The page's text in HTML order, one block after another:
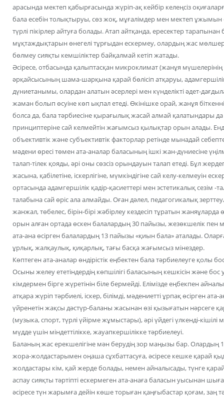
арасында мектеп қабырғасында жүріп-ақ кейбір келеңсіз
бала есебін толықтыруы, сөз жоқ, мұғалімдер мен мектеп
түрлі пікірлер айтуға болады. Атап айтқанда, ересектер
мұқтаждықтарын өнегелі тұрғыдан ескермеу, олардың жас
бөлмеу сияқты кемшіліктер байқалмай кетіп жатады.
Әсіресе, отбасында қалыптасқан микроклимат (жанұя мүшелерінің
әрқайсысының шама-шарқына қарай бөлісіп атқаруы,
дүниетанымы, олардан алатын әсерлері мен күнделікті әдет-
жаман болып өсуіне көп ықпал етеді. Өкінішке орай, жанұя
болса да, бала тәрбиесіне қырағылық жасай алмай қалатындары да
принциптеріне сай келмейтін жағымсыз қылықтар орын алады.
объективтік және субъективтік факторлар ретінде мынадай
мәдени өресі төмен ата-аналар баласының ішкі жан-дүниесіне
талап-тілек қояды, әрі оны сөзсіз орындауын талап етеді. Бұл
жасына, қабілетіне, іскерлігіне, мүмкіндігіне сай келу-келмеуін
ортасында адамгершілік қадір-қасиеттері мен эстетикалық сезім
талабына сай өріс ала алмайды. Оған дәлел, педагогикалық
жанжал, төбелес, бірін-бірі жәбірлеу кездесіп тұратын
орын алған ортада өскен балалардың 30 пайызы, жезөкшелік
ата-ана өсірген балалардың 13 пайызы «қиын бала» аталады. Оларға
ұрлық, жалқаулық, қиқарлық, тағы басқа жағымсыз мінездер.
Көптеген ата-аналар өндірістік еңбектен бала тәрбиелеуге қолы
Осыны желеу ететіндердің көпшілігі баласының кешкісін және
кімдермен бірге жүретінін біле бермейді. Елімізде еңбекпен
атқара жүріп тәрбиелі, іскер, білімді, мәдениетті ұрпақ өсірген
үйренетін жақсы дәстүр-баланы жасынан өзі қызығатын нәрсеге
(музыка, спорт, түрлі үйірме жұмыстары), әрі үйдегі үлкенді-
мүдде үшін міндеттілікке, жауапкершілікке тәрбиелеуі.
Баланың жас ерекшелігіне мән берудің зор маңызы бар. Олардың
жора-жолдастарымен оңаша сұхбаттасуға, әсіресе кешке қарай
жолдастары кім, қай жерде болады, немен айналысады, түнге
аспау сияқты тәртіпті ескермеген ата-анаға баласын уысынан
әсіресе түн жарымға дейін көше торыған қаңғыбастар қоғам, заң